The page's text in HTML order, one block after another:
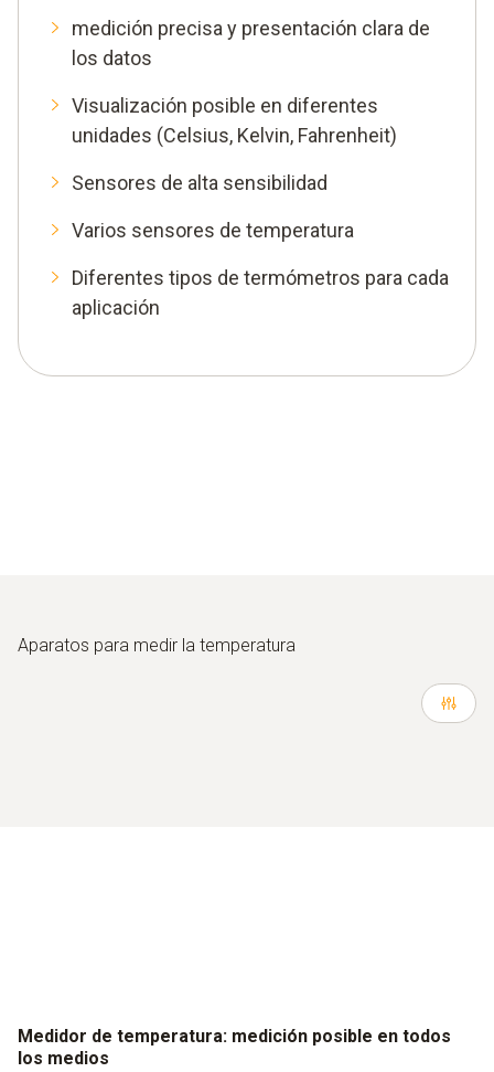
medición precisa y presentación clara de
los datos
Visualización posible en diferentes
unidades (Celsius, Kelvin, Fahrenheit)
Sensores de alta sensibilidad
Varios sensores de temperatura
Diferentes tipos de termómetros para cada
aplicación
Aparatos para medir la temperatura
Medidor de temperatura: medición posible en todos
los medios